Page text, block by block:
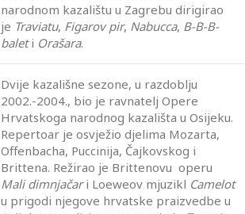
narodnom kazalištu u Zagrebu dirigirao
je Traviatu, Figarov pir, Nabucca, B-B-B-
baleti Orašara.
Dvije kazališne sezone, u razdoblju
2002.-2004., bio je ravnatelj Opere
Hrvatskoga narodnog kazališta u Osijeku.
Repertoar je osvježio djelima Mozarta,
Offenbacha, Puccinija, Čajkovskog i
Brittena. Režirao je Brittenovu operu
Mali dimnjačari Loeweov mjuzikl Camelot
u prigodi njegove hrvatske praizvedbe u